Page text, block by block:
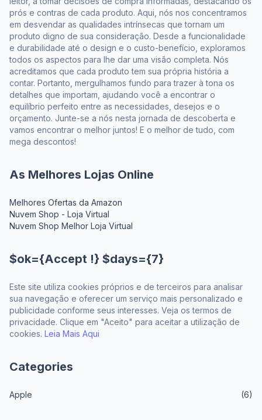
prós e contras de cada produto. Aqui, nós nos concentramos
em desvendar as qualidades intrínsecas que tornam um
produto digno de sua consideração. Desde a funcionalidade
e durabilidade até o design e o custo-benefício, exploramos
todos os aspectos para lhe dar uma visão completa. Nós
acreditamos que cada produto tem sua própria história a
contar. Portanto, mergulhamos fundo para trazer à tona os
detalhes que importam, ajudando você a encontrar o
equilíbrio perfeito entre as necessidades, desejos e o
orçamento. Junte-se a nós nesta jornada de descoberta e
vamos encontrar o melhor juntos! E o melhor de tudo, com
mega descontos!
As Melhores Lojas Online
Melhores Ofertas da Amazon
Nuvem Shop - Loja Virtual
Nuvem Shop Melhor Loja Virtual
$ok={Accept !} $days={7}
Este site utiliza cookies próprios e de terceiros para analisar
sua navegação e oferecer um serviço mais personalizado e
publicidade conforme seus interesses. Veja os termos de
privacidade. Clique em "Aceito" para aceitar a utilização de
cookies. Leia Mais Aqui
Categories
Apple (6)